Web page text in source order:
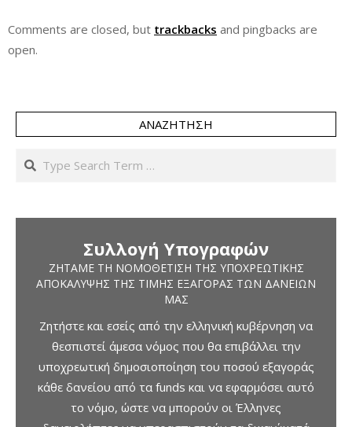
Comments are closed, but trackbacks and pingbacks are
open.
ΑΝΑΖΉΤΗΣΗ
Search
Συλλογή Υπογραφών
ΖΗΤΆΜΕ ΤΗ ΝΟΜΟΘΈΤΙΣΗ ΤΗΣ ΥΠΟΧΡΕΩΤΙΚΉΣ
ΑΠΟΚΆΛΥΨΗΣ ΤΗΣ ΤΙΜΉΣ ΕΞΑΓΟΡΆΣ ΤΩΝ ΔΑΝΕΊΩΝ
ΜΑΣ
Ζητήστε και εσείς από την ελληνική κυβέρνηση να
θεσπιστεί άμεσα νόμος που θα επιβάλλει την
υποχρεωτική δημοσιοποίηση του ποσού εξαγοράς
κάθε δανείου από τα funds και να εφαρμόσει αυτό
το νόμο, ώστε να μπορούν οι Έλληνες